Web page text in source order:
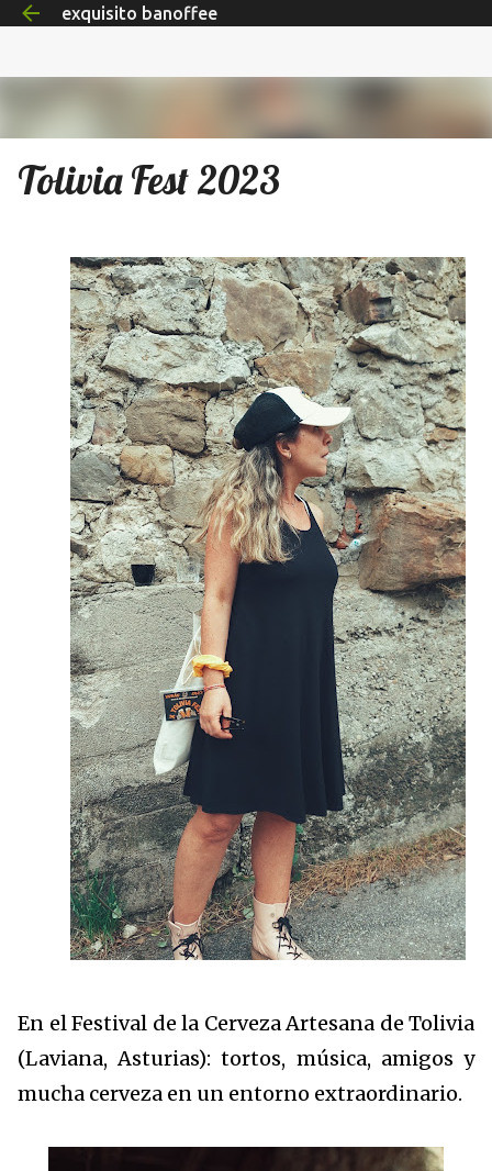
Ir al contenido principal
exquisito banoffee
Tolivia Fest 2023
En el Festival de la Cerveza Artesana de Tolivia
(Laviana, Asturias): tortos, música, amigos y
mucha cerveza en un entorno extraordinario.